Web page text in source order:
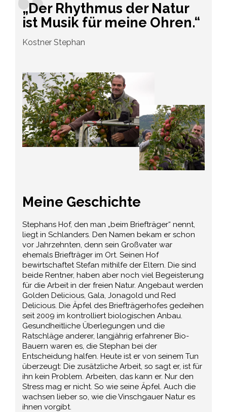
„Der Rhythmus der Natur
ist Musik für meine Ohren.“
Kostner Stephan
Meine Geschichte
Stephans Hof, den man „beim Briefträger“ nennt,
liegt in Schlanders. Den Namen bekam er schon
vor Jahrzehnten, denn sein Großvater war
ehemals Briefträger im Ort. Seinen Hof
bewirtschaftet Stefan mithilfe der Eltern. Die sind
beide Rentner, haben aber noch viel Begeisterung
für die Arbeit in der freien Natur. Angebaut werden
Golden Delicious, Gala, Jonagold und Red
Delicious. Die Äpfel des Briefträgerhofes gedeihen
seit 2009 im kontrolliert biologischen Anbau.
Gesundheitliche Überlegungen und die
Ratschläge anderer, langjährig erfahrener Bio-
Bauern waren es, die Stephan bei der
Entscheidung halfen. Heute ist er von seinem Tun
überzeugt: Die zusätzliche Arbeit, so sagt er, ist für
ihn kein Problem. Arbeiten, das kann er. Nur den
Stress mag er nicht. So wie seine Äpfel. Auch die
wachsen lieber so, wie die Vinschgauer Natur es
ihnen vorgibt.